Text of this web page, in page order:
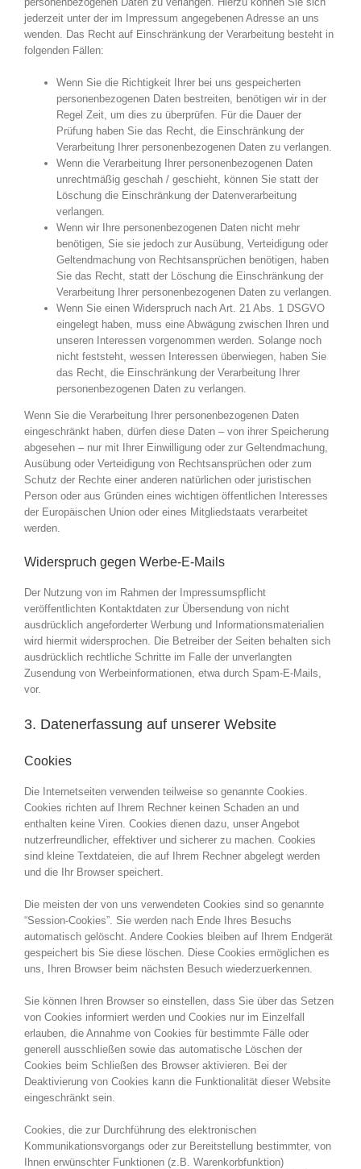
jederzeit unter der im Impressum angegebenen Adresse an uns
wenden. Das Recht auf Einschränkung der Verarbeitung besteht in
folgenden Fällen:
Wenn Sie die Richtigkeit Ihrer bei uns gespeicherten
personenbezogenen Daten bestreiten, benötigen wir in der
Regel Zeit, um dies zu überprüfen. Für die Dauer der
Prüfung haben Sie das Recht, die Einschränkung der
Verarbeitung Ihrer personenbezogenen Daten zu verlangen.
Wenn die Verarbeitung Ihrer personenbezogenen Daten
unrechtmäßig geschah / geschieht, können Sie statt der
Löschung die Einschränkung der Datenverarbeitung
verlangen.
Wenn wir Ihre personenbezogenen Daten nicht mehr
benötigen, Sie sie jedoch zur Ausübung, Verteidigung oder
Geltendmachung von Rechtsansprüchen benötigen, haben
Sie das Recht, statt der Löschung die Einschränkung der
Verarbeitung Ihrer personenbezogenen Daten zu verlangen.
Wenn Sie einen Widerspruch nach Art. 21 Abs. 1 DSGVO
eingelegt haben, muss eine Abwägung zwischen Ihren und
unseren Interessen vorgenommen werden. Solange noch
nicht feststeht, wessen Interessen überwiegen, haben Sie
das Recht, die Einschränkung der Verarbeitung Ihrer
personenbezogenen Daten zu verlangen.
Wenn Sie die Verarbeitung Ihrer personenbezogenen Daten
eingeschränkt haben, dürfen diese Daten – von ihrer Speicherung
abgesehen – nur mit Ihrer Einwilligung oder zur Geltendmachung,
Ausübung oder Verteidigung von Rechtsansprüchen oder zum
Schutz der Rechte einer anderen natürlichen oder juristischen
Person oder aus Gründen eines wichtigen öffentlichen Interesses
der Europäischen Union oder eines Mitgliedstaats verarbeitet
werden.
Widerspruch gegen Werbe-E-Mails
Der Nutzung von im Rahmen der Impressumspflicht
veröffentlichten Kontaktdaten zur Übersendung von nicht
ausdrücklich angeforderter Werbung und Informationsmaterialien
wird hiermit widersprochen. Die Betreiber der Seiten behalten sich
ausdrücklich rechtliche Schritte im Falle der unverlangten
Zusendung von Werbeinformationen, etwa durch Spam-E-Mails,
vor.
3. Datenerfassung auf unserer Website
Cookies
Die Internetseiten verwenden teilweise so genannte Cookies.
Cookies richten auf Ihrem Rechner keinen Schaden an und
enthalten keine Viren. Cookies dienen dazu, unser Angebot
nutzerfreundlicher, effektiver und sicherer zu machen. Cookies
sind kleine Textdateien, die auf Ihrem Rechner abgelegt werden
und die Ihr Browser speichert.
Die meisten der von uns verwendeten Cookies sind so genannte
“Session-Cookies”. Sie werden nach Ende Ihres Besuchs
automatisch gelöscht. Andere Cookies bleiben auf Ihrem Endgerät
gespeichert bis Sie diese löschen. Diese Cookies ermöglichen es
uns, Ihren Browser beim nächsten Besuch wiederzuerkennen.
Sie können Ihren Browser so einstellen, dass Sie über das Setzen
von Cookies informiert werden und Cookies nur im Einzelfall
erlauben, die Annahme von Cookies für bestimmte Fälle oder
generell ausschließen sowie das automatische Löschen der
Cookies beim Schließen des Browser aktivieren. Bei der
Deaktivierung von Cookies kann die Funktionalität dieser Website
eingeschränkt sein.
Cookies, die zur Durchführung des elektronischen
Kommunikationsvorgangs oder zur Bereitstellung bestimmter, von
Ihnen erwünschter Funktionen (z.B. Warenkorbfunktion)